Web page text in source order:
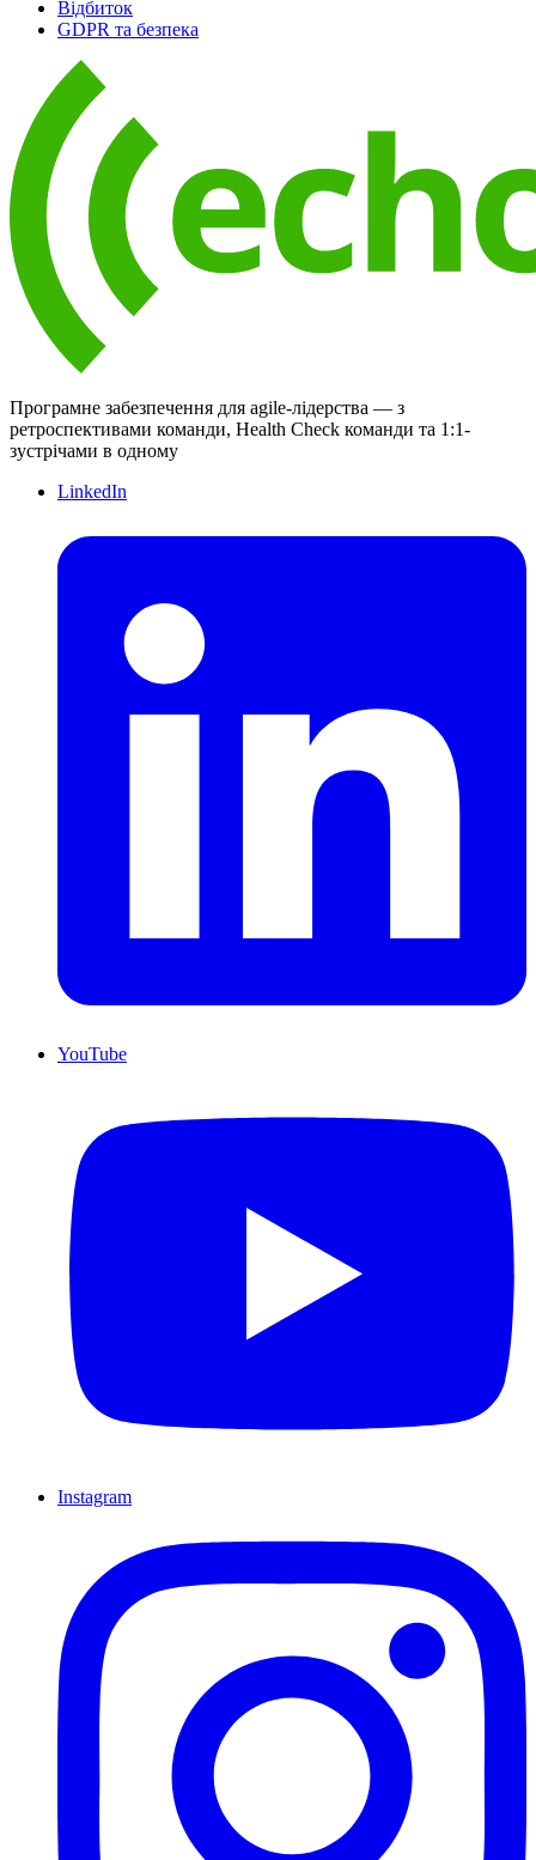
Відбиток
GDPR та безпека
Програмне забезпечення для agile-лідерства — з
ретроспективами команди, Health Check команди та 1:1-
зустрічами в одному
LinkedIn
YouTube
Instagram